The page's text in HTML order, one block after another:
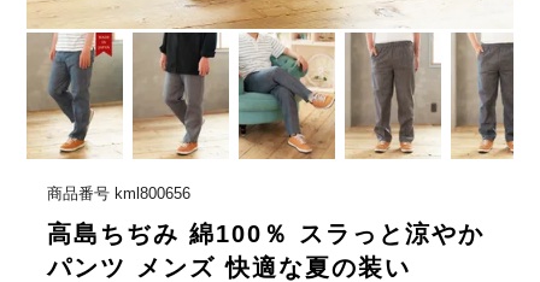
商品番号 kml800656
高島ちぢみ 綿100％ スラっと涼やか
パンツ メンズ 快適な夏の装い